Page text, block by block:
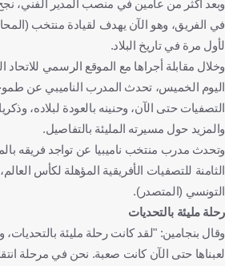
وبعد أكثر من عامين في منصب المدير الفني،
في الفريق، وهو الآن يهدف لقيادة منتخب
لأول مرة في تاريخ البلاد.
وخلال مقابلة أجراها مع الموقع الرسمي للاتحاد
اليوم الخميس، تحدث المدرب الناميبي عن
التصفيات حتى الآن، وحنينه بالعودة لبلاده،
والمزيد حول مسيرته المليئة بالتفاصيل.
وتحدث مدرب منتخب ناميبيا عن تواجد فريقه
الثامنة للتصفيات الأفريقية المؤهلة لكأس
التونسي (المتصدر).
رحلة مليئة بالتحديات
وقال بنجامين: "لقد كانت رحلة مليئة بالتحديات،
لعبناها حتى الآن كانت صعبة. نحن في مرحلة